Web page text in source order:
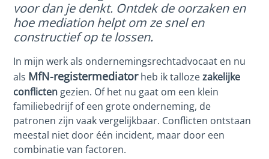
voor dan je denkt. Ontdek de oorzaken en
hoe mediation helpt om ze snel en
constructief op te lossen.
In mijn werk als ondernemingsrechtadvocaat en nu
als MfN-registermediatorheb ik tallozezakelijke
conflicten gezien. Of het nu gaat om een klein
familiebedrijf of een grote onderneming, de
patronen zijn vaak vergelijkbaar. Conflicten ontstaan
meestal niet door één incident, maar door een
combinatie van factoren.